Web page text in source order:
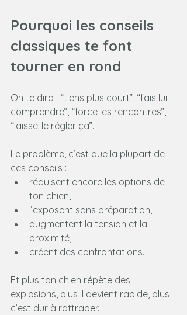
Pourquoi les conseils
classiques te font
tourner en rond
On te dira : “tiens plus court”, “fais lui
comprendre”, “force les rencontres”,
“laisse-le régler ça”.
Le problème, c’est que la plupart de
ces conseils :
réduisent encore les options de
ton chien,
l’exposent sans préparation,
augmentent la tension et la
proximité,
créent des confrontations.
Et plus ton chien répète des
explosions, plus il devient rapide, plus
c’est dur à rattraper.